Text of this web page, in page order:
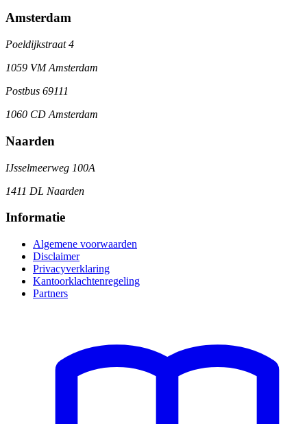
Amsterdam
Poeldijkstraat 4
1059 VM Amsterdam
Postbus 69111
1060 CD Amsterdam
Naarden
IJsselmeerweg 100A
1411 DL Naarden
Informatie
Algemene voorwaarden
Disclaimer
Privacyverklaring
Kantoorklachtenregeling
Partners